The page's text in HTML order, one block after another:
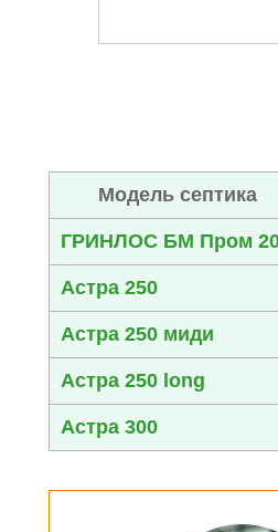
Модель септика
ГРИНЛОС БМ Пром
Астра 250
Астра 250 миди
Астра 250 long
Астра 300